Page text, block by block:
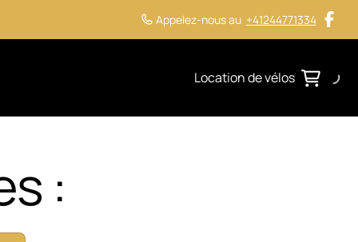
Appelez-nous au +41244771334
Location de vélos
: